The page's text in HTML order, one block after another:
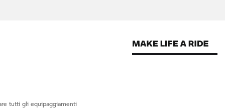
tutti gli equipaggiamenti